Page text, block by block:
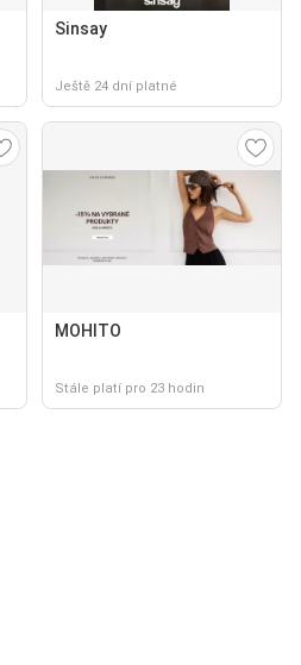
Sinsay
Ještě 24 dní platné
MOHITO
Stále platí pro 23 hodin